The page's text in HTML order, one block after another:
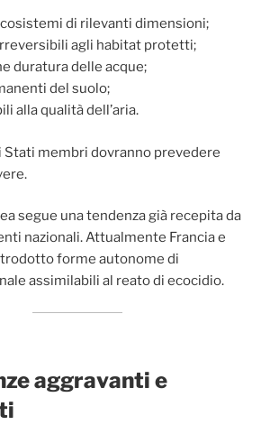
di rilevanti dimensioni;
agli habitat protetti;
duratura delle acque;
del suolo;
alla qualità dell’aria.
Stati membri dovranno prevedere
segue una tendenza già recepita da
nazionali. Attualmente Francia e
forme autonome di
assimilabili al reato di ecocidio.
aggravanti e